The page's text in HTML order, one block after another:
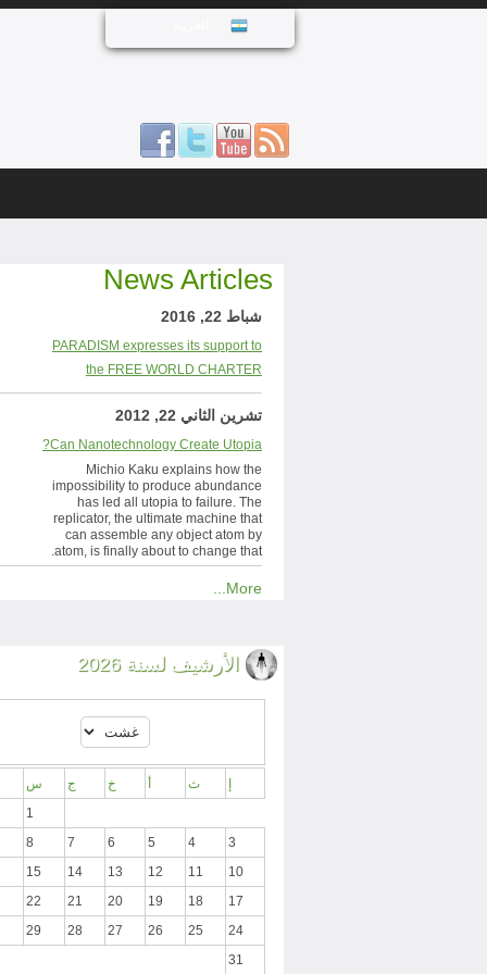
News Articles
شباط 22, 2016
PARADISM expresses its support to
the FREE WORLD CHARTER
تشرين الثاني 22, 2012
Can Nanotechnology Create Utopia?
Michio Kaku explains how the
impossibility to produce abundance
has led all utopia to failure. The
replicator, the ultimate machine that
can assemble any object atom by
atom, is finally about to change that.
More...
الأرشيف لسنة 2026
ث خ ج س
1
3
4
5
6
7
8
10
11
12
13
14
15
17
18
19
20
21
22
24
25
26
27
28
29
31